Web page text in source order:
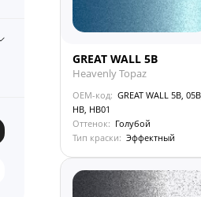
GREAT WALL 5B
Heavenly Topaz
OEM-код: GREAT WALL 5B, 05B,
HB, HB01
Оттенок: Голубой
Тип краски: Эффектный